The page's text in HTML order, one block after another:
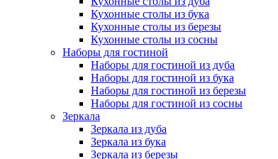
Кухонные столы из бука
Кухонные столы из березы
Кухонные столы из сосны
Наборы для гостиной
Наборы для гостиной из дуба
Наборы для гостиной из бука
Наборы для гостиной из березы
Наборы для гостиной из сосны
Зеркала
Зеркала из дуба
Зеркала из бука
Зеркала из березы